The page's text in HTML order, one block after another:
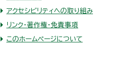
アクセシビリティへの取り組み
リンク・著作権・免責事項
このホームページについて